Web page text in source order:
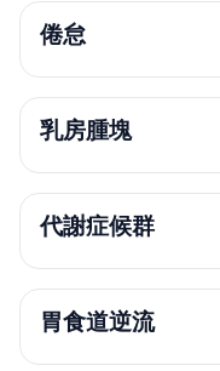
倦怠
乳房腫塊
代謝症候群
胃食道逆流